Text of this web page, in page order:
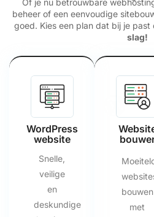
Of je nu betrouwbare
beheer of een eenvoudige
goed. Kies een plan dat bij je past
slag!
WordPress
website
Snelle,
veilige
en
deskundige
bouwen
met